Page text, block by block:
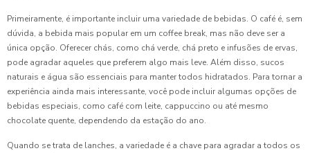
Primeiramente, é importante incluir uma variedade de bebidas. O café é, sem
dúvida, a bebida mais popular em um coffee break, mas não deve ser a
única opção. Oferecer chás, como chá verde, chá preto e infusões de ervas,
pode agradar aqueles que preferem algo mais leve. Além disso, sucos
naturais e água são essenciais para manter todos hidratados. Para tornar a
experiência ainda mais interessante, você pode incluir algumas opções de
bebidas especiais, como café com leite, cappuccino ou até mesmo
chocolate quente, dependendo da estação do ano.
Quando se trata de lanches, a variedade é a chave para agradar a todos os